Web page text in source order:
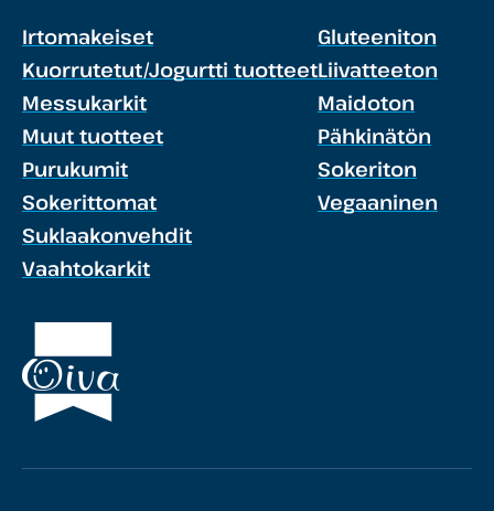
Irtomakeiset
Kuorrutetut/Jogurtti tuotteet
Messukarkit
Muut tuotteet
Purukumit
Sokerittomat
Suklaakonvehdit
Vaahtokarkit
Gluteeniton
Liivatteeton
Maidoton
Pähkinätön
Sokeriton
Vegaaninen